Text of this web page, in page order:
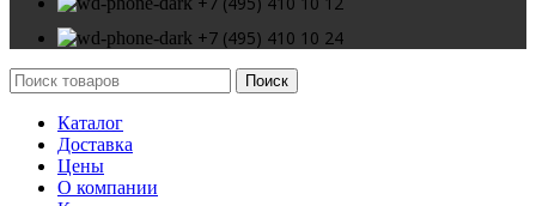
+7 (495) 410 10 24
Поиск
Каталог
Доставка
Цены
О компании